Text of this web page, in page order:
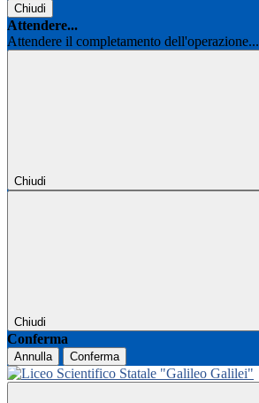
Chiudi
Attendere...
Attendere il completamento dell'operazione...
Chiudi
Chiudi
Conferma
Annulla Conferma